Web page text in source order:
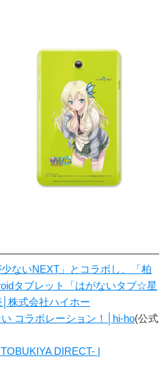
ないNEXT」とコラボし、「柏
タブレット「はがないタブ☆星
株式会社ハイホー
コラボレーション！│hi-ho(公式
DIRECT- |